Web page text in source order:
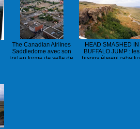
The Canadian Airlines
Saddledome avec son
toit en forme de selle de
HEAD SMASHED IN
BUFFALO JUMP : les
bisons étaient